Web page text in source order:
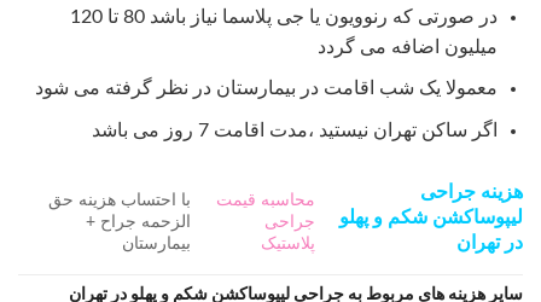
در صورتی که رنوویون یا جی پلاسما نیاز باشد 80 تا 120
میلیون اضافه می گردد
معمولا یک شب اقامت در بیمارستان در نظر گرفته می شود
اگر ساکن تهران نیستید ،مدت اقامت 7 روز می باشد
هزینه جراحی
لیپوساکشن شکم و پهلو
در تهران
محاسبه قیمت
جراحی
پلاستیک
با احتساب هزینه حق
الزحمه جراح +
بیمارستان
سایر هزینه های مربوط به جراحی لیپوساکشن شکم و پهلو در تهران